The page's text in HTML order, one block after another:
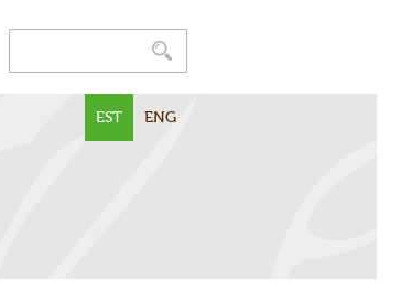
EST ENG